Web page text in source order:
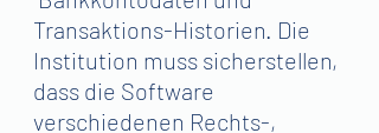
Transaktions-Historien. Die
Institution muss sicherstellen,
dass die Software
verschiedenen Rechts-,